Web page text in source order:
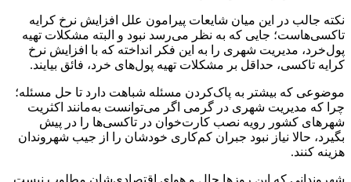
نکته جالب در این میان شایعات پیرامون علل افزایش نرخ کرایه
تاکسی‌هاست؛ جایی که به نظر می‌رسد نبود و البته مشکلات تهیه
پول‌خرد، مدیریت شهری را به این فکر انداخته که با افزایش نرخ
کرایه تاکسی، حداقل بر مشکلات تهیه پول‌های خرد، فائق بیایند.
موضوعی که بیشتر به پاک‌کردن مسئله شباهت دارد تا حل مسئله؛
چرا که مدیریت شهری در گرمی اگر می‌توانست به‌مانند اکثریت
شهرهای کشور رویه نصب کارت‌خوان در تاکسی‌ها را در پیش
بگیرد، حالا نیاز نبود جبران کم‌کاری خودشان را از جیب شهروندان
هزینه کنند.
شهروندانی که این روزها حال و هوای اقتصادی‌شان مطلوب نیست.